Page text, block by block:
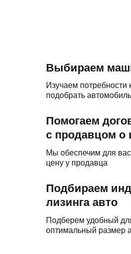
Подбираем
лизинга авто
Подберем удобный
оптимальный размер
Помогаем
с продавцом о
Мы обеспечим для
цену у продавца
Выбираем
Изучаем потребности
подобрать